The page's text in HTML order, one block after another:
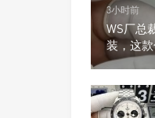
3小时前
WS厂总
装，这